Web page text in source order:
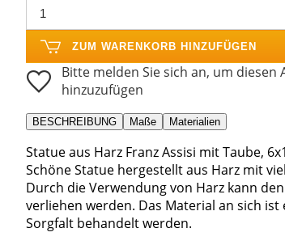
ZUM WARENKORB HINZUFÜGEN
Bitte melden Sie sich an, um
hinzuzufügen
BESCHREIBUNG Maße Materialien
Statue aus Harz Franz Assisi mit Taube,
Schöne Statue hergestellt aus Harz mit
Durch die Verwendung von Harz kann
verliehen werden. Das Material an sich
Sorgfalt behandelt werden.